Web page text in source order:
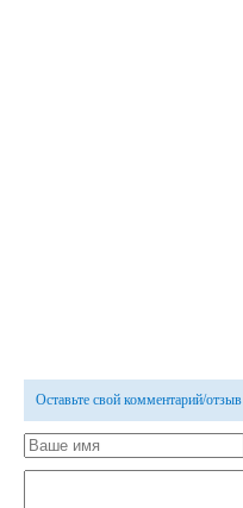
Оставьте свой комментарий/отзыв